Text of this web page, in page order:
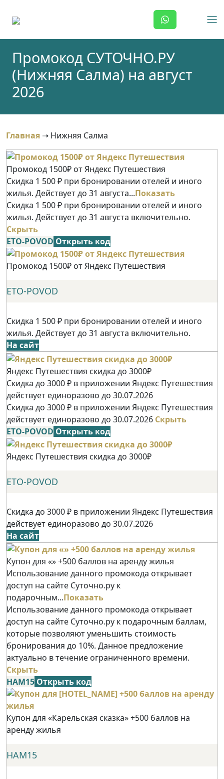
Промокод СУТОЧНО.РУ
(Нижняя Салма) на август
2026
Главная ➝ Нижняя Салма
Промокод 1500₽ от Яндекс Путешествия
Скидка 1 500 ₽ при бронировании отелей и иного
жилья. Действует до 31 августа...Показать
Скидка 1 500 ₽ при бронировании отелей и иного
жилья. Действует до 31 августа включительно.
Скрыть
ETO-POVOD Открыть код
Промокод 1500₽ от Яндекс Путешествия
ETO-POVOD
Скидка 1 500 ₽ при бронировании отелей и иного
жилья. Действует до 31 августа включительно.
На сайт
Яндекс Путешествия скидка до 3000₽
Скидка до 3000 ₽ в приложении Яндекс Путешествия
действует единоразово до 30.07.2026
Скидка до 3000 ₽ в приложении Яндекс Путешествия
действует единоразово до 30.07.2026 Скрыть
ETO-POVOD Открыть код
Яндекс Путешествия скидка до 3000₽
ETO-POVOD
Скидка до 3000 ₽ в приложении Яндекс Путешествия
действует единоразово до 30.07.2026
На сайт
Купон для «» +500 баллов на аренду жилья
Использование данного промокода открывает
доступ на сайте Суточно.ру к
подарочным...Показать
Использование данного промокода открывает
доступ на сайте Суточно.ру к подарочным баллам,
которые позволяют уменьшить стоимость
бронирования до 10%. Данное предложение
актуально в течение ограниченного времени.
Скрыть
НАМ15 Открыть код
Купон для «Карельская сказка» +500 баллов на
аренду жилья
НАМ15